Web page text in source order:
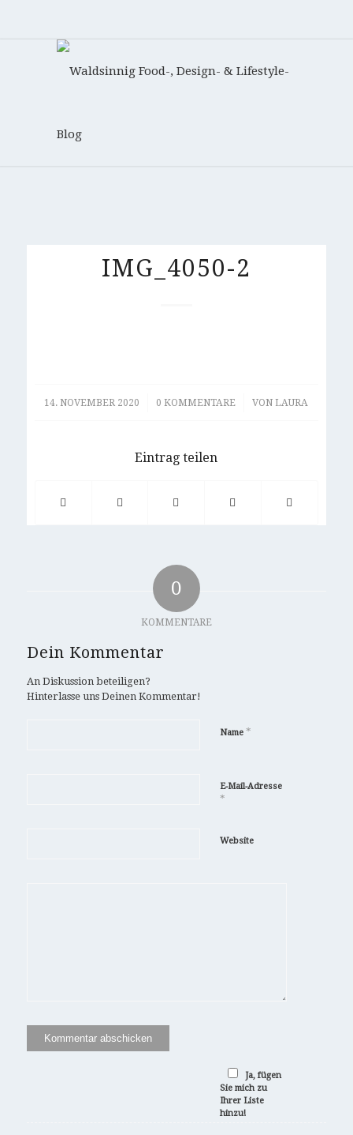
IMG_4050-2
14. NOVEMBER 2020
/ 0 KOMMENTARE
/ VONLAURA
Eintrag teilen
0
KOMMENTARE
Dein Kommentar
An Diskussion beteiligen?
Hinterlasse uns Deinen Kommentar!
Name *
E-Mail-Adresse
*
Website
Ja, fügen
Sie mich zu
Ihrer Liste
hinzu!